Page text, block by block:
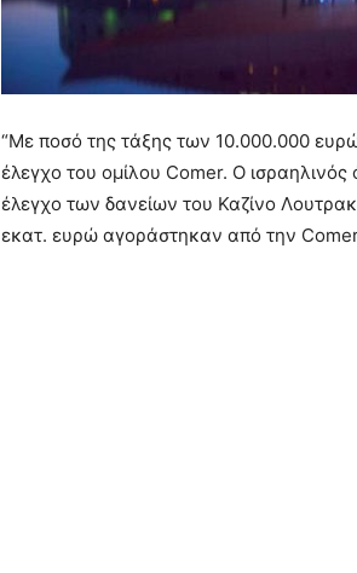
“Mε ποσό της τάξης των 10.000.000
έλεγχο του ομίλου Comer. Ο
έλεγχο των δανείων του Καζίνο
εκατ. ευρώ αγοράστηκαν από την